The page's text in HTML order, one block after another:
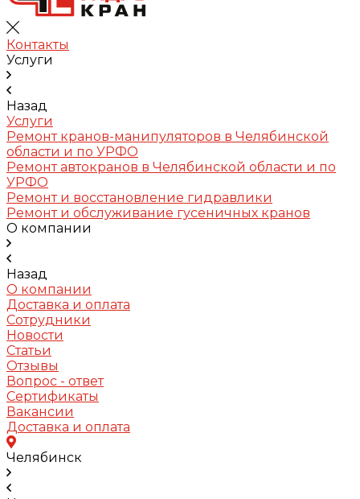
Контакты
Услуги
Назад
Услуги
Ремонт кранов-манипуляторов в Челябинской
области и по УРФО
Ремонт автокранов в Челябинской области и по
УРФО
Ремонт и восстановление гидравлики
Ремонт и обслуживание гусеничных кранов
О компании
Назад
О компании
Доставка и оплата
Сотрудники
Новости
Статьи
Отзывы
Вопрос - ответ
Сертификаты
Вакансии
Доставка и оплата
Челябинск